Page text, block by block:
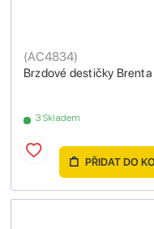
Brzdové destičky
(AC4834)
3 Skladem
PŘIDAT DO